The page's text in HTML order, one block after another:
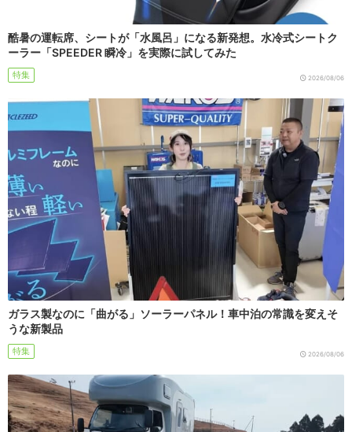
酷暑の運転席、シートが「水風呂」になる新発想。水冷式シートク
ーラー「SPEEDER 瞬冷」を実際に試してみた
特集 2026/08/06
ガラス製なのに「曲がる」ソーラーパネル！車中泊の常識を変えそ
うな新製品
特集 2026/08/06